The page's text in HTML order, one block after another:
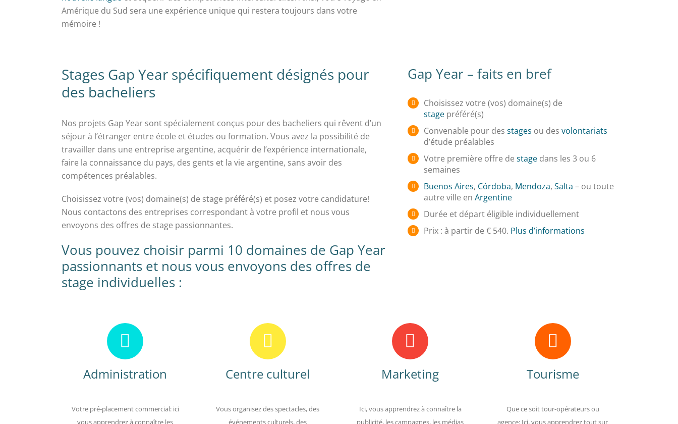
Amérique du Sud sera une expérience unique qui restera toujours dans votre
mémoire !
Stages Gap Year spécifiquement désignés pour
des bacheliers
Nos projets Gap Year sont spécialement conçus pour des bacheliers qui rêvent d’un
séjour à l’étranger entre école et études ou formation. Vous avez la possibilité de
travailler dans une entreprise argentine, acquérir de l’expérience internationale,
faire la connaissance du pays, des gents et la vie argentine, sans avoir des
compétences préalables.
Choisissez votre (vos) domaine(s) de stage préféré(s) et posez votre candidature!
Nous contactons des entreprises correspondant à votre profil et nous vous
envoyons des offres de stage passionnantes.
Vous pouvez choisir parmi 10 domaines de Gap Year
passionnants et nous vous envoyons des offres de
stage individuelles :
Gap Year – faits en bref
Choisissez votre (vos) domaine(s) de
stagepréféré(s)
Convenable pour des stages ou des volontariats
d’étude préalables
Votre première offre de stagedans les 3 ou 6
semaines
Buenos Aires, Córdoba, Mendoza, Salta – ou toute
autre ville en Argentine
Durée et départ éligible individuellement
Prix : à partir de € 540. Plus d’informations
Administration
Votre pré-placement commercial: ici
vous apprendrez à connaître les
Centre culturel
Vous organisez des spectacles, des
événements culturels, des
Marketing
Ici, vous apprendrez à connaître la
publicité, les campagnes, les médias
Tourisme
Que ce soit tour-opérateurs ou
agence: Ici, vous apprendrez tout sur